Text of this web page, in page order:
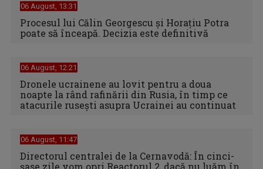
06 August, 13:31
Procesul lui Călin Georgescu și Horațiu Potra
poate să înceapă. Decizia este definitivă
06 August, 12:21
Dronele ucrainene au lovit pentru a doua
noapte la rând rafinării din Rusia, în timp ce
atacurile rusești asupra Ucrainei au continuat
06 August, 11:47
Directorul centralei de la Cernavodă: În cinci-
şase zile vom opri Reactorul 2, dacă nu luăm în